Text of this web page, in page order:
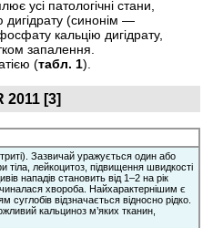
усі патологічні стани,
дигідрату (синонім —
кальцію дигідрату,
запалення.
(табл. 1).
2011 [3]
Зазвичай уражується один або
тіла, лейкоцитоз, підвищення швидкості
нападів становить від 1–2 на рік
хвороба. Найхарактернішим є
відзначається відносно рідко.
кальциноз м’яких тканин,